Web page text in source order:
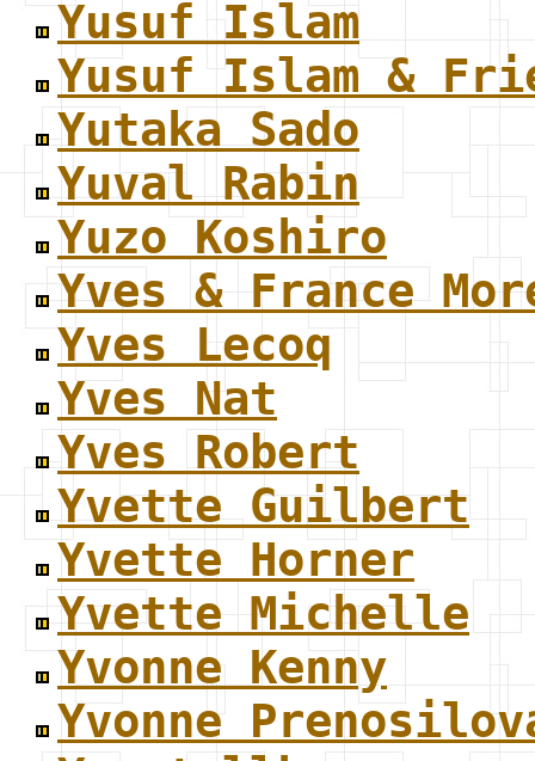
Yusuf Islam
Yusuf Islam &
Yutaka Sado
Yuval Rabin
Yuzo Koshiro
Yves & France
Yves Lecoq
Yves Nat
Yves Robert
Yvette Guilbert
Yvette Horner
Yvette Michelle
Yvonne Kenny
Yvonne